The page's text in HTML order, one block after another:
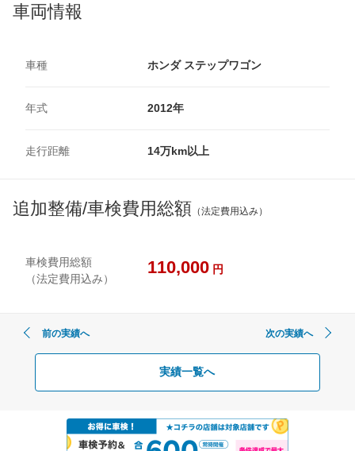
車両情報
車種 ホンダ ステップワゴン
年式 2012年
走行距離 14万km以上
追加整備/車検費用総額 （法定費用込み）
車検費用総額
（法定費用込み）
110,000 円
前の実績へ 次の実績へ
実績一覧へ